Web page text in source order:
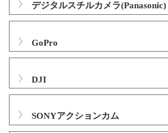
デジタルスチルカメラ(Panasonic)
GoPro
DJI
SONYアクションカム